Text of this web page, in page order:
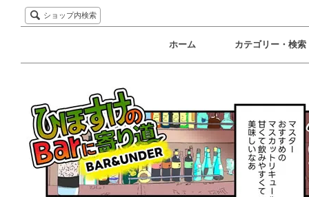
ショップ内検索
ホーム カテゴリー・検索